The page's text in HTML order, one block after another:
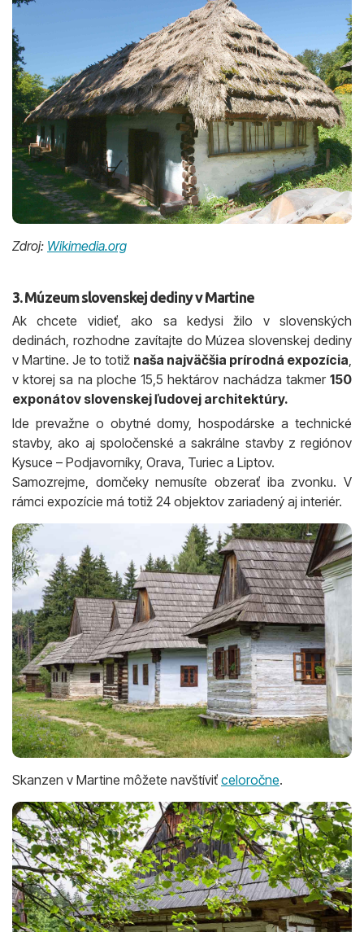
Zdroj: Wikimedia.org
3. Múzeum slovenskej dediny v Martine
Ak chcete vidieť, ako sa kedysi žilo v slovenských
dedinách, rozhodne zavítajte do Múzea slovenskej dediny
v Martine. Je to totiž naša najväčšia prírodná expozícia,
v ktorej sa na ploche 15,5 hektárov nachádza takmer 150
exponátov slovenskej ľudovej architektúry.
Ide prevažne o obytné domy, hospodárske a technické
stavby, ako aj spoločenské a sakrálne stavby z regiónov
Kysuce – Podjavorníky, Orava, Turiec a Liptov.
Samozrejme, domčeky nemusíte obzerať iba zvonku. V
rámci expozície má totiž 24 objektov zariadený aj interiér.
Skanzen v Martine môžete navštíviť celoročne.